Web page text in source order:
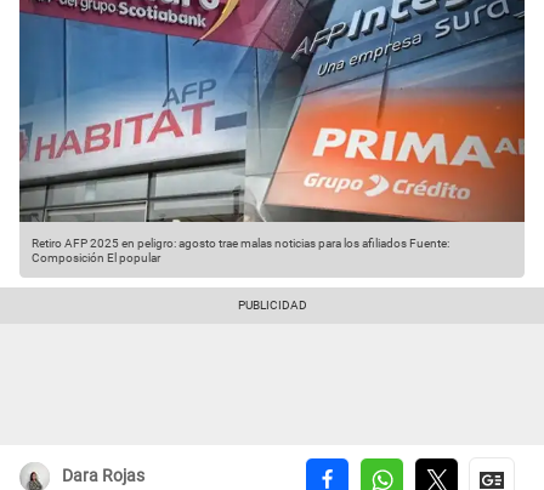
Retiro AFP 2025 en peligro: agosto trae malas noticias para los afiliadosFuente:
Composición El popular
Dara Rojas